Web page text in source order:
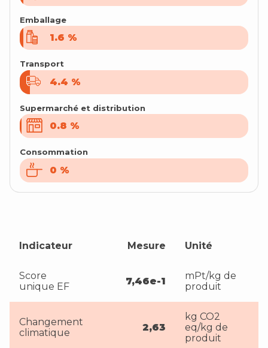
Emballage
1.6 %
1.6 %
Transport
4.4 %
4.4 %
Supermarché et distribution
0.8 %
0.8 %
Consommation
0 %
0 %
Indicateur Mesure Unité
Score
unique EF
7,46e-1
mPt/kg de
produit
Changement
climatique
2,63
kg CO2
eq/kg de
produit